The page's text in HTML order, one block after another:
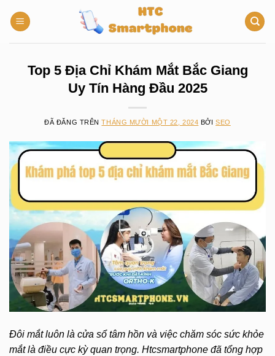
đến
Top 5 Địa Chỉ Khám Mắt Bắc Giang
Uy Tín Hàng Đầu 2025
ĐÃ ĐĂNG TRÊNTHÁNG MƯỜI MỘT 22, 2024 BỞISEO
Đôi mắt luôn là cửa sổ tâm hồn và việc chăm sóc sức khỏe
mắt là điều cực kỳ quan trọng. Htcsmartphone đã tổng hợp